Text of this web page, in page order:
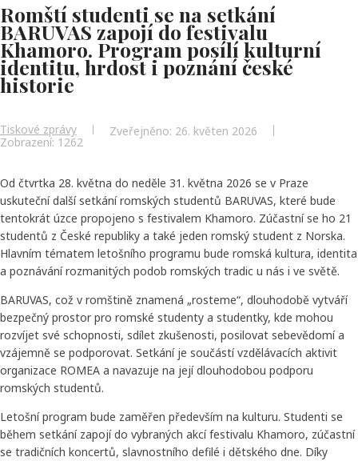
Romští studenti se na setkání
BARUVAS zapojí do festivalu
Khamoro. Program posílí kulturní
identitu, hrdost i poznání české
historie
Tiskové zprávy Zveřejněno: 26. květen 2026
Zobrazení: 1262
Od čtvrtka 28. května do neděle 31. května 2026 se v Praze
uskuteční další setkání romských studentů BARUVAS, které bude
tentokrát úzce propojeno s festivalem Khamoro. Zúčastní se ho 21
studentů z České republiky a také jeden romský student z Norska.
Hlavním tématem letošního programu bude romská kultura, identita
a poznávání rozmanitých podob romských tradic u nás i ve světě.
BARUVAS, což v romštině znamená „rosteme“, dlouhodobě vytváří
bezpečný prostor pro romské studenty a studentky, kde mohou
rozvíjet své schopnosti, sdílet zkušenosti, posilovat sebevědomí a
vzájemně se podporovat. Setkání je součástí vzdělávacích aktivit
organizace ROMEA a navazuje na její dlouhodobou podporu
romských studentů.
Letošní program bude zaměřen především na kulturu. Studenti se
během setkání zapojí do vybraných akcí festivalu Khamoro, zúčastní
se tradičních koncertů, slavnostního defilé i dětského dne. Díky